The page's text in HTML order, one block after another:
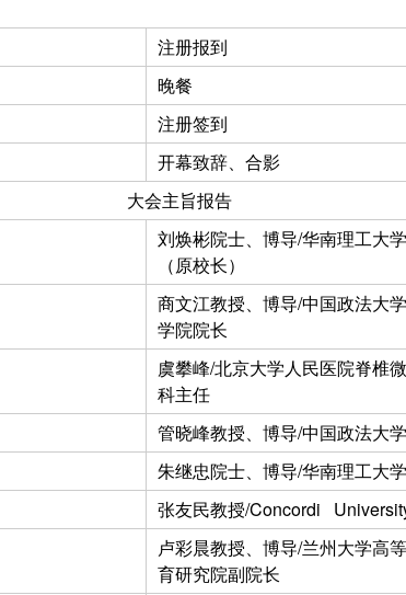
注册报到
晚餐
注册签到
开幕致辞、合影
大会主旨报告
刘焕彬院士、博导/华南理工大学
（原校长）
商文江教授、博导/中国政法大
学院院长
虞攀峰/北京大学人民医院脊椎
科主任
管晓峰教授、博导/中国政法大学
朱继忠院士、博导/华南理工大学
张友民教授/Concordi
卢彩晨教授、博导/兰州大学高
育研究院副院长